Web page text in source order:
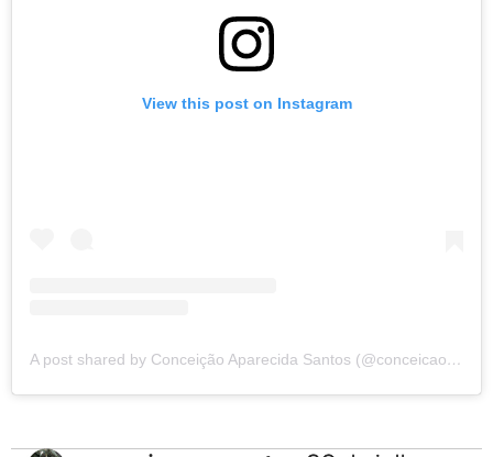
View this post on Instagram
A post shared by Conceição Aparecida Santos (@conceicao.a.santos)